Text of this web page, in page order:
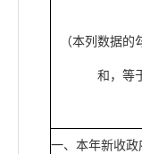
（本列数据
和，等
一、本年新收